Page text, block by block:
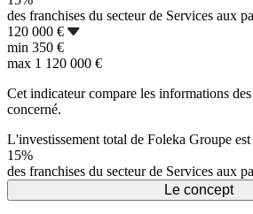
des franchises du secteur de Services aux
120 000 €
min 350 €
max 1 120 000 €
Cet indicateur compare les informations
concerné.
L'investissement total de Foleka Groupe
15%
des franchises du secteur de Services aux
Le concept